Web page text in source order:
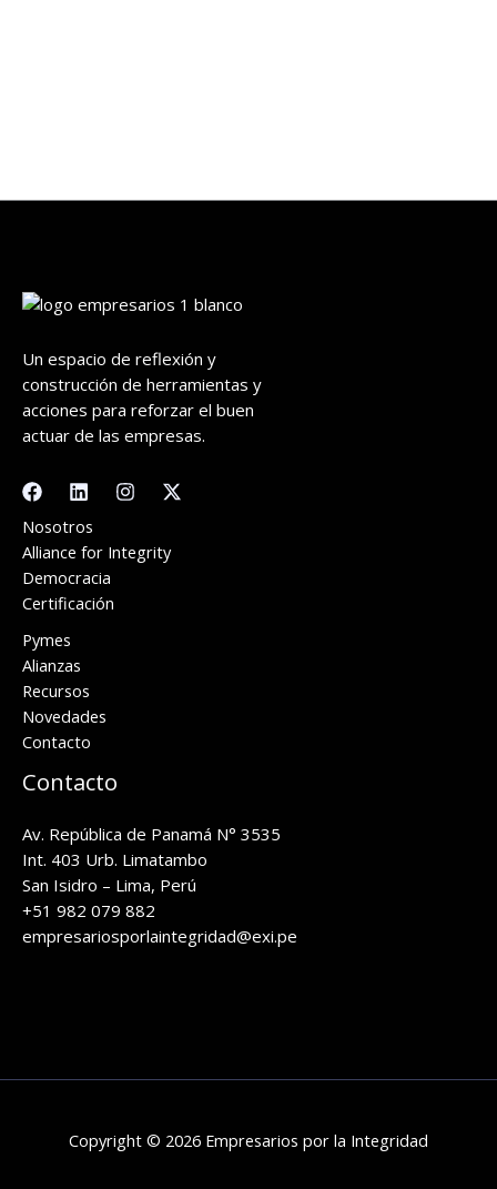
Un espacio de reflexión y
construcción de herramientas y
acciones para reforzar el buen
actuar de las empresas.
Nosotros
Alliance for Integrity
Democracia
Certificación
Pymes
Alianzas
Recursos
Novedades
Contacto
Contacto
Av. República de Panamá N° 3535
Int. 403 Urb. Limatambo
San Isidro – Lima, Perú
+51 982 079 882
empresariosporlaintegridad@exi.pe
Copyright © 2026 Empresarios por la Integridad